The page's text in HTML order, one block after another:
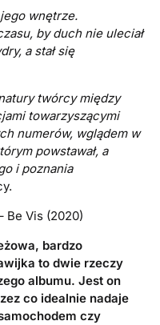
wnętrze.
by duch nie uleciał
a stał się
twórcy między
towarzyszącymi
numerów, wglądem w
powstawał, a
i poznania
Be Vis (2020)
bardzo
to dwie rzeczy
albumu. Jest on
co idealnie nadaje
czy